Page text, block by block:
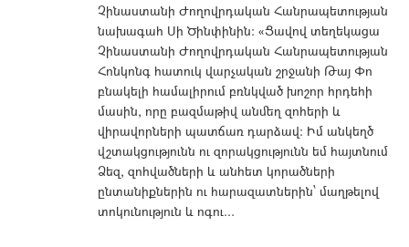
Չինաստանի Ժողովրդական Հանրապետության
նախագահ Սի Ծինփինին: «Ցավով տեղեկացա
Չինաստանի Ժողովրդական Հանրապետության
Հոնկոնգ հատուկ վարչական շրջանի Թայ Փո
բնակելի համալիրում բռնկված խոշոր հրդեհի
մասին, որը բազմաթիվ անմեղ զոհերի և
վիրավորների պատճառ դարձավ: Իմ անկեղծ
վշտակցությունն ու զորակցությունն եմ հայտնում
Ձեզ, զոհվածների և անհետ կորածների
ընտանիքներին ու հարազատներին՝ մաղթելով
տոկունություն և ոգու...